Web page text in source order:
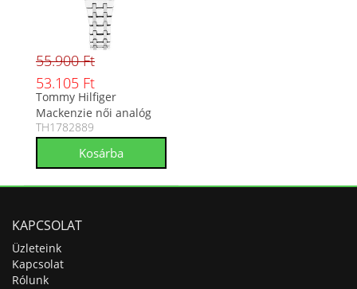
55.900 Ft
53.105 Ft
Tommy Hilfiger
Mackenzie női analóg
karóra TH1782889
TH1782889
KAPCSOLAT
Üzleteink
Kapcsolat
Rólunk